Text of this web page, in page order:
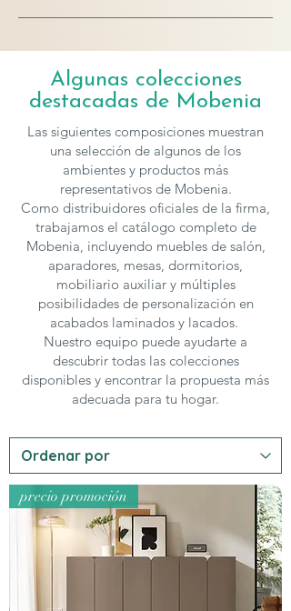
Algunas colecciones
destacadas de Mobenia
Las siguientes composiciones muestran
una selección de algunos de los
ambientes y productos más
representativos de Mobenia.
Como distribuidores oficiales de la firma,
trabajamos el catálogo completo de
Mobenia, incluyendo muebles de salón,
aparadores, mesas, dormitorios,
mobiliario auxiliar y múltiples
posibilidades de personalización en
acabados laminados y lacados.
Nuestro equipo puede ayudarte a
descubrir todas las colecciones
disponibles y encontrar la propuesta más
adecuada para tu hogar.
precio promoción